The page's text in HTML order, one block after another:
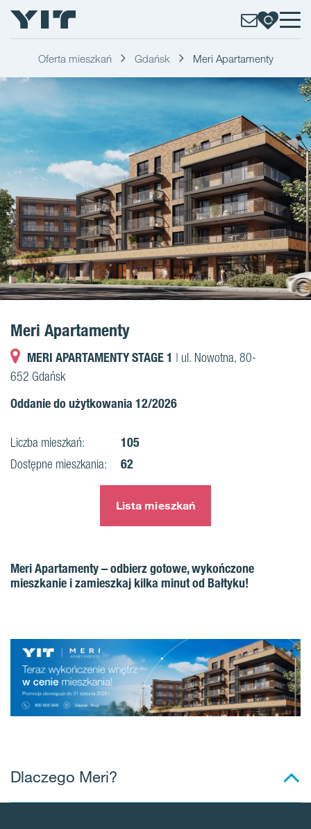
Oferta mieszkań Gdańsk Meri Apartamenty
Meri Apartamenty
MERI APARTAMENTY STAGE 1 | ul. Nowotna, 80-
652 Gdańsk
Oddanie do użytkowania 12/2026
Liczba mieszkań: 105
Dostępne mieszkania: 62
Lista mieszkań
Meri Apartamenty – odbierz gotowe, wykończone
mieszkanie i zamieszkaj kilka minut od Bałtyku!
Dlaczego Meri?